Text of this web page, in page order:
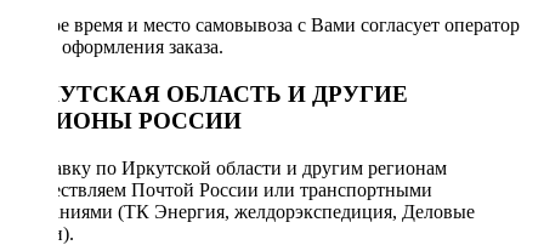
Точное время и место самовывоза с Вами согласует оператор
после оформления заказа.
ИРКУТСКАЯ ОБЛАСТЬ И ДРУГИЕ
РЕГИОНЫ РОССИИ
Отправку по Иркутской области и другим регионам
осуществляем Почтой России или транспортными
компаниями (ТК Энергия, желдорэкспедиция, Деловые
линии).